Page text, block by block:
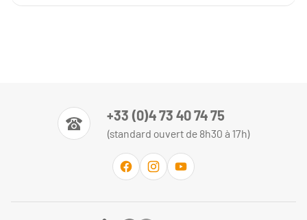
+33 (0)4 73 40 74 75
(standard ouvert de 8h30 à 17h)